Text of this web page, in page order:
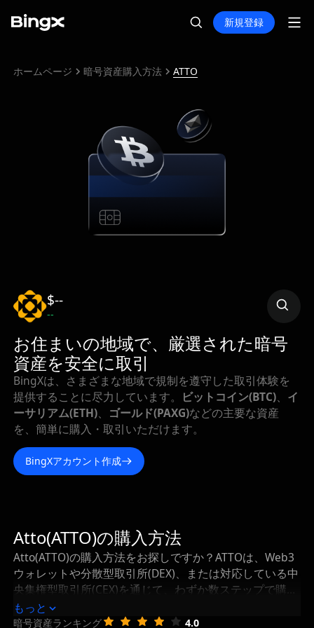
新規登録
ホームページ 暗号資産購入方法 ATTO
$--
--
お住まいの地域で、厳選された暗号
資産を安全に取引
BingXは、さまざまな地域で規制を遵守した取引体験を
提供することに尽力しています。
ビットコイン(BTC)
イ
ーサリアム(ETH)
ゴールド(PAXG)などの主要な資産
を、簡単に購入・取引いただけます。
BingXアカウント作成
Atto(ATTO)の購入方法
Atto(ATTO)の購入方法をお探しですか？ATTOは、Web3
ウォレットや分散型取引所(DEX)、または対応している中
央集権型取引所(CEX)を通じて、わずか数ステップで購入
可能です。このガイドでは、Attoの最適な購入方法か
ら、購入したATTOを安全に保管・管理する方法まで詳し
もっと
暗号資産ランキング 4.0